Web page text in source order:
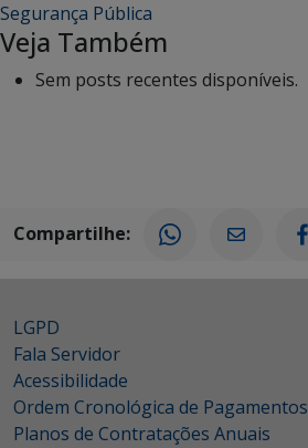
Segurança Pública
Veja Também
Sem posts recentes disponíveis.
Compartilhe:
LGPD
Fala Servidor
Acessibilidade
Ordem Cronológica de Pagamentos
Planos de Contratações Anuais